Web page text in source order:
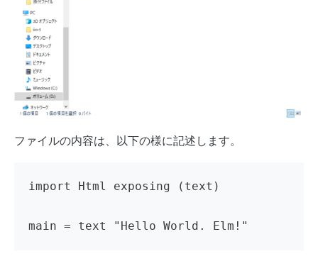
ファイルの内容は、以下の様に記述します。
import Html exposing (text)
main = text "Hello World. Elm!"